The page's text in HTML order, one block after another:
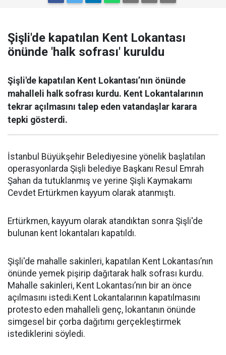
Şişli'de kapatılan Kent Lokantası
önünde 'halk sofrası' kuruldu
Şişli'de kapatılan Kent Lokantası’nın önünde
mahalleli halk sofrası kurdu. Kent Lokantalarının
tekrar açılmasını talep eden vatandaşlar karara
tepki gösterdi.
İstanbul Büyükşehir Belediyesine yönelik başlatılan
operasyonlarda Şişli belediye Başkanı Resul Emrah
Şahan da tutuklanmış ve yerine Şişli Kaymakamı
Cevdet Ertürkmen kayyum olarak atanmıştı.
Ertürkmen, kayyum olarak atandıktan sonra Şişli'de
bulunan kent lokantaları kapatıldı.
Şişli'de mahalle sakinleri, kapatılan Kent Lokantası’nın
önünde yemek pişirip dağıtarak halk sofrası kurdu.
Mahalle sakinleri, Kent Lokantası’nın bir an önce
açılmasını istedi.Kent Lokantalarının kapatılmasını
protesto eden mahalleli genç, lokantanın önünde
simgesel bir çorba dağıtımı gerçekleştirmek
istediklerini söyledi.